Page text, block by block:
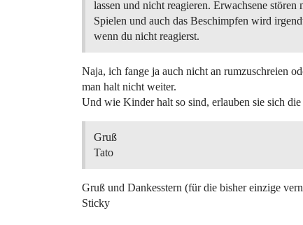
lassen und nicht reagieren. Erwachsene stören
Spielen und auch das Beschimpfen wird
wenn du nicht reagierst.
Naja, ich fange ja auch nicht an rumzuschreien
man halt nicht weiter.
Und wie Kinder halt so sind, erlauben sie sich
Gruß
Tato
Gruß und Dankesstern (für die bisher einzige
Sticky